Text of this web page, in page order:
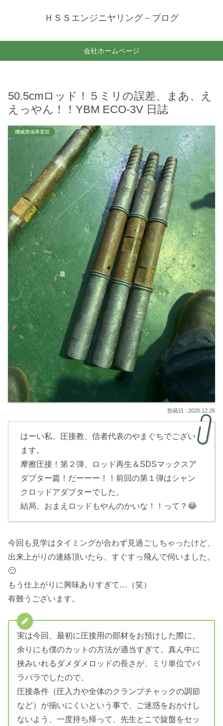
ＨＳＳエンジニヤリング－ブログ
会社ホームページ
50.5cmロッド！５ミリの誤差、まあ、え
えっやん！！YBM ECO-3V 日誌
機械整備事業部
2025.12.26
はーい私、圧接教、信者代表のやまぐちでござい
ます。
摩擦圧接！第２弾、ロッド再生＆SDSマックスア
ダプター篇！だーーー！！前回の第１弾はシャン
クロッドアダプターでした。
結局、おまえロッドもやんのかいな！！って？😂
今回も見学はタイミングが合わず見過ごしちゃったけど、
出来上がりの連絡頂いたら、すぐすっ飛んで伺いました。
🙂
もう仕上がりに興味ありすぎて…（笑）
有難うございます。
実は今回、最初に圧接用の部材をお預けした際に、
余りにも僕のカットの方法が適当すぎて、真ん中に
挟みいれるダメダメロッドの長さが、ミリ単位でバ
ラバラでしたので、
圧接条件（圧入力や全体のクランプチャックの調節
など）が揃いにくいという事で、ご迷惑をおかけし
ないよう、一度持ち帰って、先生とこで旋盤をセッ